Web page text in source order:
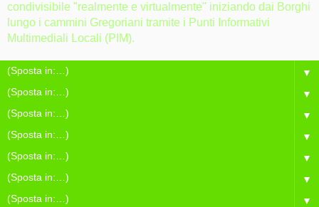
condivisibile "realmente e virtualmente" iniziando dai Borghi
lungo i cammini Gregoriani tramite i Punti Informativi
Multimediali Locali (PIM).
▼
▼
▼
▼
▼
▼
▼